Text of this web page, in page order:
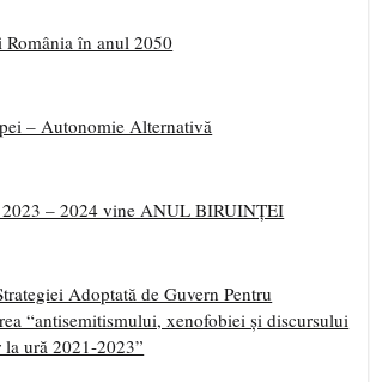
România în anul 2050
– Autonomie Alternativă
– 2024 vine ANUL BIRUINȚEI
Adoptată de Guvern Pentru
“antisemitismului, xenofobiei și discursului
ură 2021-2023”